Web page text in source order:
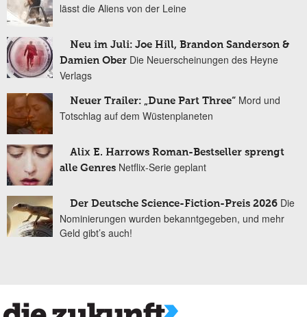
lässt die Aliens von der Leine
Neu im Juli: Joe Hill, Brandon Sanderson &
Damien Ober Die Neuerscheinungen des Heyne
Verlags
Neuer Trailer: „Dune Part Three“ Mord und
Totschlag auf dem Wüstenplaneten
Alix E. Harrows Roman-Bestseller sprengt
alle Genres Netflix-Serie geplant
Der Deutsche Science-Fiction-Preis 2026 Die
Nominierungen wurden bekanntgegeben, und mehr
Geld gibt’s auch!